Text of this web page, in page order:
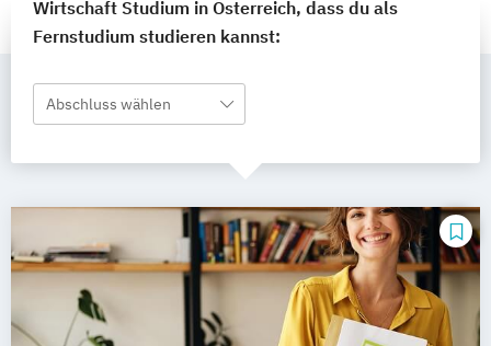
Wirtschaft Studium in Österreich, dass du als
Fernstudium studieren kannst:
Abschluss wählen